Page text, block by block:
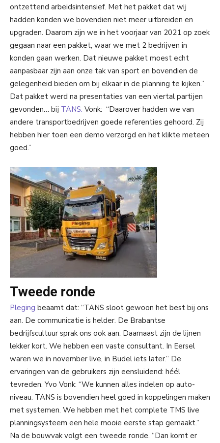
ontzettend arbeidsintensief. Met het pakket dat wij
hadden konden we bovendien niet meer uitbreiden en
upgraden. Daarom zijn we in het voorjaar van 2021 op zoek
gegaan naar een pakket, waar we met 2 bedrijven in
konden gaan werken. Dat nieuwe pakket moest echt
aanpasbaar zijn aan onze tak van sport en bovendien de
gelegenheid bieden om bij elkaar in de planning te kijken.”
Dat pakket werd na presentaties van een viertal partijen
gevonden… bij TANS. Vonk: “Daarover hadden we van
andere transportbedrijven goede referenties gehoord. Zij
hebben hier toen een demo verzorgd en het klikte meteen
goed.”
Tweede ronde
Pleging beaamt dat: “TANS sloot gewoon het best bij ons
aan. De communicatie is helder. De Brabantse
bedrijfscultuur sprak ons ook aan. Daarnaast zijn de lijnen
lekker kort. We hebben een vaste consultant. In Eersel
waren we in november live, in Budel iets later.” De
ervaringen van de gebruikers zijn eensluidend: héél
tevreden. Yvo Vonk: “We kunnen alles indelen op auto-
niveau. TANS is bovendien heel goed in koppelingen maken
met systemen. We hebben met het complete TMS live
planningsysteem een hele mooie eerste stap gemaakt.”
Na de bouwvak volgt een tweede ronde. “Dan komt er